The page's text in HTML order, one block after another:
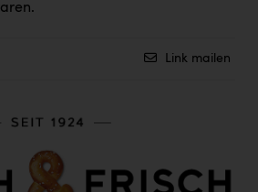
Link mailen